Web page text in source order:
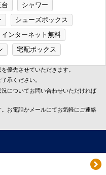
シャワー
シューズボックス
インターネット無料
宅配ボックス
優先させていただきます。
承ください。
についてお問い合わせいただければ
お電話かメールにてお気軽にご連絡